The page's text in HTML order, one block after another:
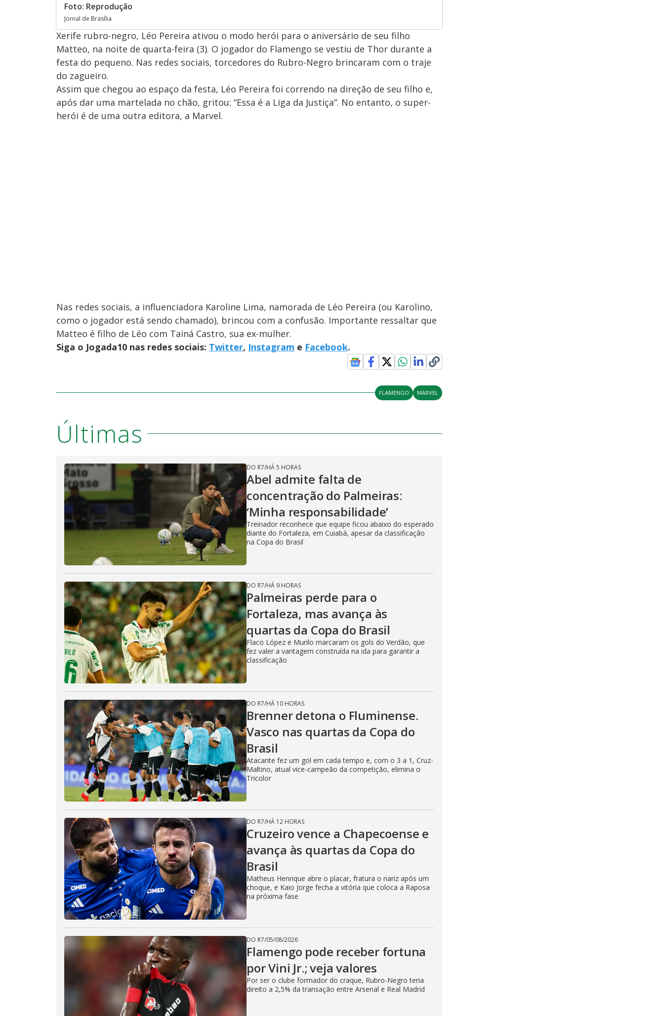
Foto: Reprodução
Jornal de Brasília
Xerife rubro-negro, Léo Pereira ativou o modo herói para o aniversário de seu filho
Matteo, na noite de quarta-feira (3). O jogador do Flamengo se vestiu de Thor durante a
festa do pequeno. Nas redes sociais, torcedores do Rubro-Negro brincaram com o traje
do zagueiro.
Assim que chegou ao espaço da festa, Léo Pereira foi correndo na direção de seu filho e,
após dar uma martelada no chão, gritou: “Essa é a Liga da Justiça”. No entanto, o super-
herói é de uma outra editora, a Marvel.
Nas redes sociais, a influenciadora Karoline Lima, namorada de Léo Pereira (ou Karolino,
como o jogador está sendo chamado), brincou com a confusão. Importante ressaltar que
Matteo é filho de Léo com Tainá Castro, sua ex-mulher.
Siga o Jogada10 nas redes sociais: Twitter, Instagram e Facebook.
FLAMENGO MARVEL
Últimas
DO R7/HÁ 5 HORAS
Abel admite falta de
concentração do Palmeiras:
‘Minha responsabilidade’
Treinador reconhece que equipe ficou abaixo do esperado
diante do Fortaleza, em Cuiabá, apesar da classificação
na Copa do Brasil
DO R7/HÁ 9 HORAS
Palmeiras perde para o
Fortaleza, mas avança às
quartas da Copa do Brasil
Flaco López e Murilo marcaram os gols do Verdão, que
fez valer a vantagem construída na ida para garantir a
classificação
DO R7/HÁ 10 HORAS
Brenner detona o Fluminense.
Vasco nas quartas da Copa do
Brasil
Atacante fez um gol em cada tempo e, com o 3 a 1, Cruz-
Maltino, atual vice-campeão da competição, elimina o
Tricolor
DO R7/HÁ 12 HORAS
Cruzeiro vence a Chapecoense e
avança às quartas da Copa do
Brasil
Matheus Henrique abre o placar, fratura o nariz após um
choque, e Kaio Jorge fecha a vitória que coloca a Raposa
na próxima fase
DO R7/05/08/2026
Flamengo pode receber fortuna
por Vini Jr.; veja valores
Por ser o clube formador do craque, Rubro-Negro teria
direito a 2,5% da transação entre Arsenal e Real Madrid